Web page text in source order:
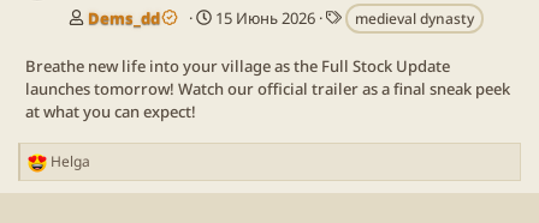
Dems_dd 15 Июнь 2026
Т
е
г
и
medieval dynasty
Breathe new life into your village as the Full Stock Update
launches tomorrow! Watch our official trailer as a final sneak peek
at what you can expect!
Р
е
Helga